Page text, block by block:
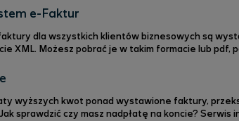
e-Faktur
dla wszystkich klientów biznesowych są
XML. Możesz pobrać je w takim formacie lub pdf,
ale: jest to tylko kopia informacyjna (do podglądu w formie PDF
wyższych kwot ponad wystawione faktury,
na koncie? Serwis internetowy iPlus https://iplus.plus.pl/ > w zakładce Płatności W mobilnej